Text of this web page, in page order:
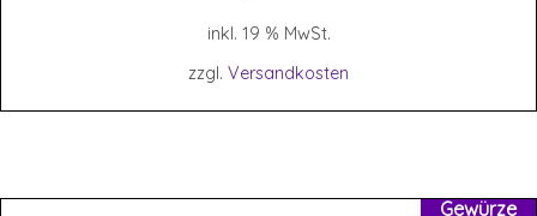
inkl. 19 % MwSt.
zzgl. Versandkosten
Gewürze